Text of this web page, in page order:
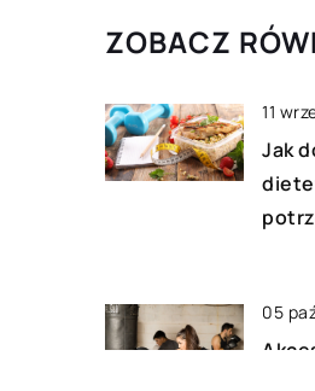
ZOBACZ
11
Jak
05